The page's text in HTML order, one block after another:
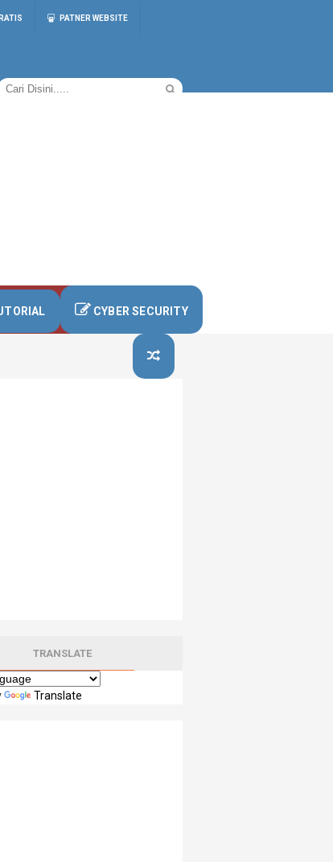
PATNER WEBSITE
CYBER SECURITY
TRANSLATE
Translate